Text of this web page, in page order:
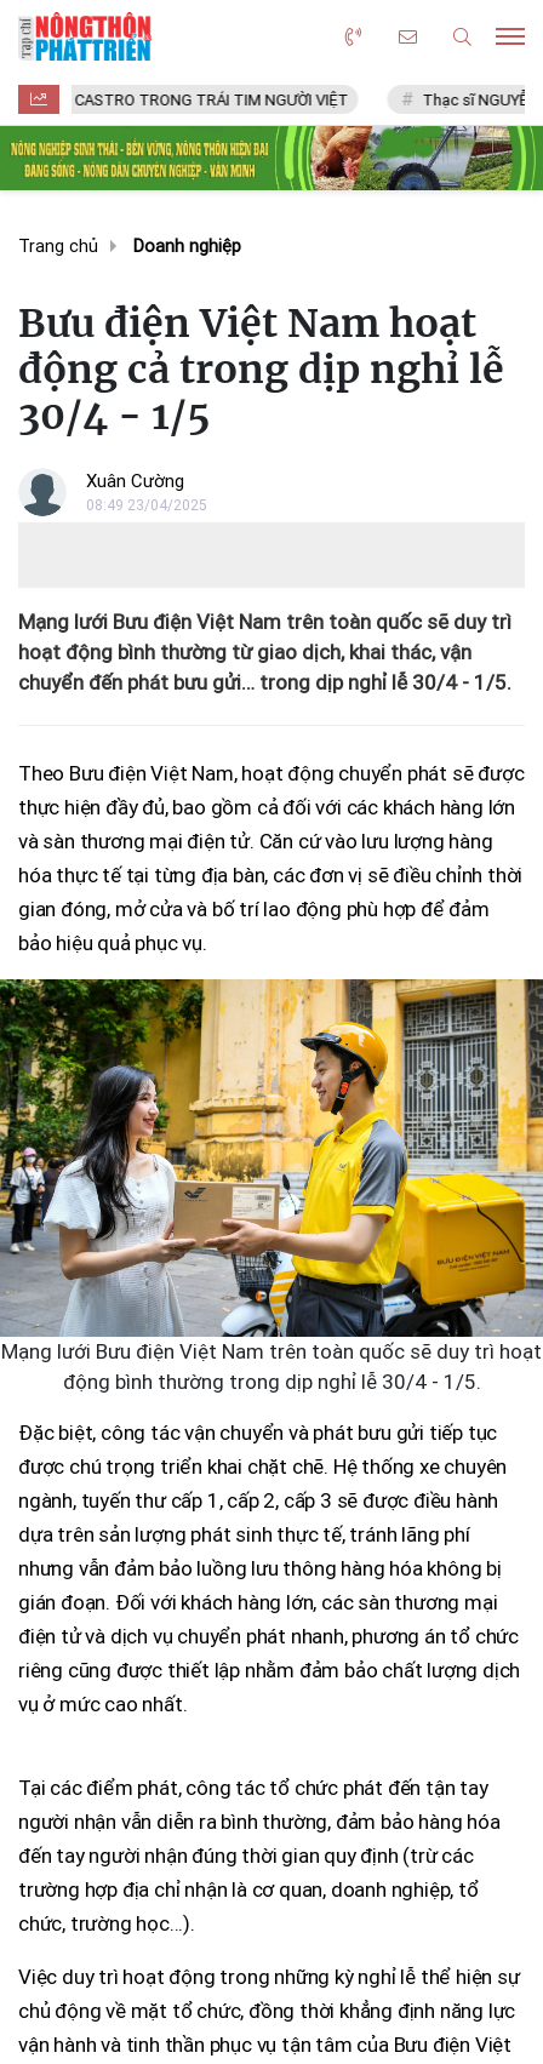
TRONG TRÁI TIM NGƯỜI VIỆT Thạc sĩ NGUYỄN VĂN CHÍ
Trang chủ Doanh nghiệp
Bưu điện Việt Nam hoạt
động cả trong dịp nghỉ lễ
30/4 - 1/5
Xuân Cường
08:49 23/04/2025
Mạng lưới Bưu điện Việt Nam trên toàn quốc sẽ duy trì
hoạt động bình thường từ giao dịch, khai thác, vận
chuyển đến phát bưu gửi… trong dịp nghỉ lễ 30/4 - 1/5.
Theo Bưu điện Việt Nam, hoạt động chuyển phát sẽ được
thực hiện đầy đủ, bao gồm cả đối với các khách hàng lớn
và sàn thương mại điện tử. Căn cứ vào lưu lượng hàng
hóa thực tế tại từng địa bàn, các đơn vị sẽ điều chỉnh thời
gian đóng, mở cửa và bố trí lao động phù hợp để đảm
bảo hiệu quả phục vụ.
Mạng lưới Bưu điện Việt Nam trên toàn quốc sẽ duy trì hoạt
động bình thường trong dịp nghỉ lễ 30/4 - 1/5.
Đặc biệt, công tác vận chuyển và phát bưu gửi tiếp tục
được chú trọng triển khai chặt chẽ. Hệ thống xe chuyên
ngành, tuyến thư cấp 1, cấp 2, cấp 3 sẽ được điều hành
dựa trên sản lượng phát sinh thực tế, tránh lãng phí
nhưng vẫn đảm bảo luồng lưu thông hàng hóa không bị
gián đoạn. Đối với khách hàng lớn, các sàn thương mại
điện tử và dịch vụ chuyển phát nhanh, phương án tổ chức
riêng cũng được thiết lập nhằm đảm bảo chất lượng dịch
vụ ở mức cao nhất.
Tại các điểm phát, công tác tổ chức phát đến tận tay
người nhận vẫn diễn ra bình thường, đảm bảo hàng hóa
đến tay người nhận đúng thời gian quy định (trừ các
trường hợp địa chỉ nhận là cơ quan, doanh nghiệp, tổ
chức, trường học...).
Việc duy trì hoạt động trong những kỳ nghỉ lễ thể hiện sự
chủ động về mặt tổ chức, đồng thời khẳng định năng lực
vận hành và tinh thần phục vụ tận tâm của Bưu điện Việt